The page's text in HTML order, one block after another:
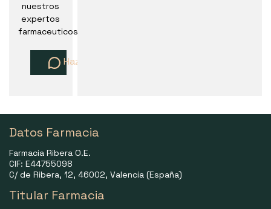
nuestros
expertos
farmaceuticos
Haz una pregunta
Datos Farmacia
Farmacia Ribera O.E.
CIF: E44755098
C/ de Ribera, 12, 46002, Valencia (España)
Titular Farmacia